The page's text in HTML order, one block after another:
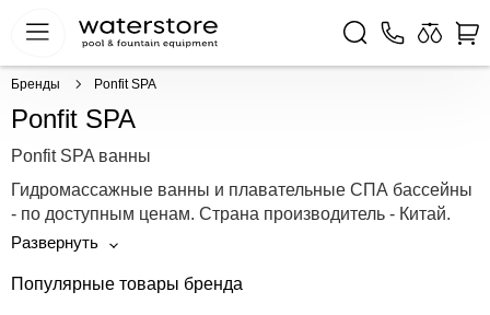
Бренды Ponfit SPA
Ponfit SPA
Ponfit SPA ванны
Гидромассажные ванны и плавательные СПА бассейны
- по доступным ценам. Страна производитель - Китай.
Популярные товары бренда